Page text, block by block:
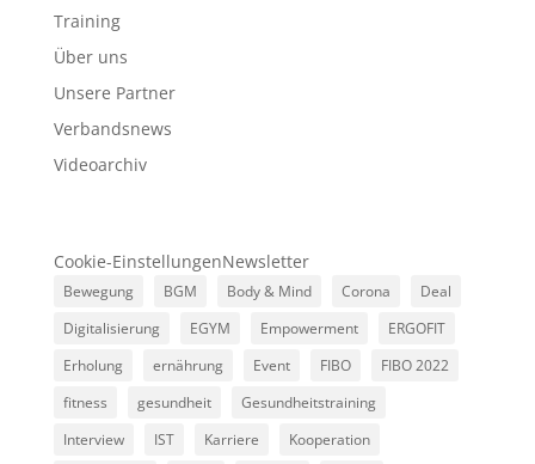
Training
Über uns
Unsere Partner
Verbandsnews
Videoarchiv
Cookie-EinstellungenNewsletter
Bewegung BGM Body & Mind Corona
Deal
Digitalisierung
EGYM Empowerment
ERGOFIT
Erholung
ernährung Event FIBO
FIBO 2022
fitness
gesundheit
Gesundheitstraining
Interview
IST Karriere
Kooperation